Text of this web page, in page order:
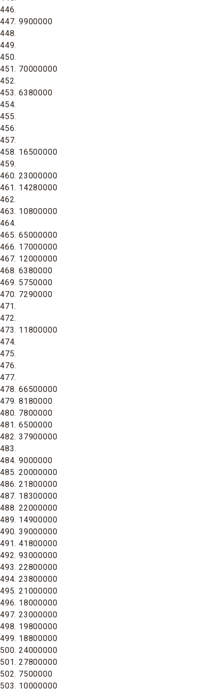
446.
447. 9900000
448.
449.
450.
451. 70000000
452.
453. 6380000
454.
455.
456.
457.
458. 16500000
459.
460. 23000000
461. 14280000
462.
463. 10800000
464.
465. 65000000
466. 17000000
467. 12000000
468. 6380000
469. 5750000
470. 7290000
471.
472.
473. 11800000
474.
475.
476.
477.
478. 66500000
479. 8180000
480. 7800000
481. 6500000
482. 37900000
483.
484. 9000000
485. 20000000
486. 21800000
487. 18300000
488. 22000000
489. 14900000
490. 39000000
491. 41800000
492. 93000000
493. 22800000
494. 23800000
495. 21000000
496. 18000000
497. 23000000
498. 19800000
499. 18800000
500. 24000000
501. 27800000
502. 7500000
503. 10000000